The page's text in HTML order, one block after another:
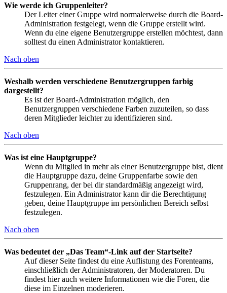
Wie werde ich Gruppenleiter?
Der Leiter einer Gruppe wird normalerweise durch die Board-
Administration festgelegt, wenn die Gruppe erstellt wird.
Wenn du eine eigene Benutzergruppe erstellen möchtest, dann
solltest du einen Administrator kontaktieren.
Nach oben
Weshalb werden verschiedene Benutzergruppen farbig
dargestellt?
Es ist der Board-Administration möglich, den
Benutzergruppen verschiedene Farben zuzuteilen, so dass
deren Mitglieder leichter zu identifizieren sind.
Nach oben
Was ist eine Hauptgruppe?
Wenn du Mitglied in mehr als einer Benutzergruppe bist, dient
die Hauptgruppe dazu, deine Gruppenfarbe sowie den
Gruppenrang, der bei dir standardmäßig angezeigt wird,
festzulegen. Ein Administrator kann dir die Berechtigung
geben, deine Hauptgruppe im persönlichen Bereich selbst
festzulegen.
Nach oben
Was bedeutet der „Das Team“-Link auf der Startseite?
Auf dieser Seite findest du eine Auflistung des Forenteams,
einschließlich der Administratoren, der Moderatoren. Du
findest hier auch weitere Informationen wie die Foren, die
diese im Einzelnen moderieren.